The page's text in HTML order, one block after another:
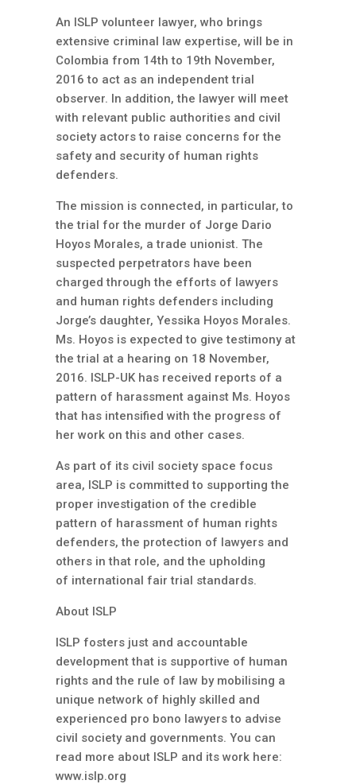
An ISLP volunteer lawyer, who brings
extensive criminal law expertise, will be in
Colombia from 14th to 19th November,
2016 to act as an independent trial
observer. In addition, the lawyer will meet
with relevant public authorities and civil
society actors to raise concerns for the
safety and security of human rights
defenders.
The mission is connected, in particular, to
the trial for the murder of Jorge Dario
Hoyos Morales, a trade unionist. The
suspected perpetrators have been
charged through the efforts of lawyers
and human rights defenders including
Jorge’s daughter, Yessika Hoyos Morales.
Ms. Hoyos is expected to give testimony at
the trial at a hearing on 18 November,
2016. ISLP-UK has received reports of a
pattern of harassment against Ms. Hoyos
that has intensified with the progress of
her work on this and other cases.
As part of its civil society space focus
area, ISLP is committed to supporting the
proper investigation of the credible
pattern of harassment of human rights
defenders, the protection of lawyers and
others in that role, and the upholding
of international fair trial standards.
About ISLP
ISLP fosters just and accountable
development that is supportive of human
rights and the rule of law by mobilising a
unique network of highly skilled and
experienced pro bono lawyers to advise
civil society and governments. You can
read more about ISLP and its work here:
www.islp.org